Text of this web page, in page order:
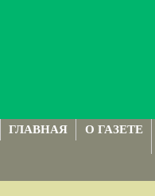
ГЛАВНАЯ О ГАЗЕТЕ